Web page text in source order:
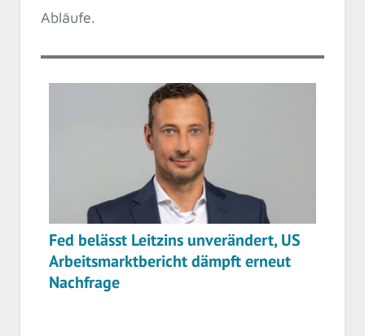
Abläufe.
Fed belässt Leitzins unverändert, US
Arbeitsmarktbericht dämpft erneut
Nachfrage